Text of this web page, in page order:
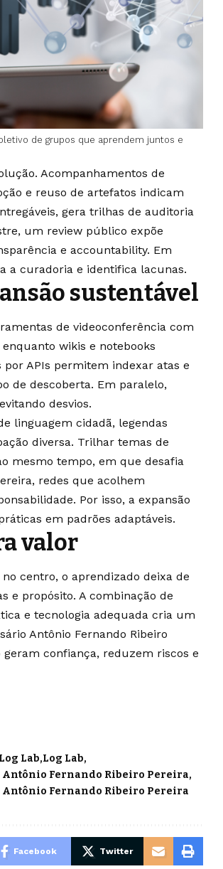
de grupos que aprendem juntos e
Acompanhamentos de
e reuso de artefatos indicam
gera trilhas de auditoria
um review público expõe
e accountability. Em
a curadoria e identifica lacunas.
sustentável
de videoconferência com
wikis e notebooks
APIs permitem indexar atas e
de descoberta. Em paralelo,
desvios.
linguagem cidadã, legendas
diversa. Trilhar temas de
mesmo tempo, em que desafia
redes que acolhem
Por isso, a expansão
em padrões adaptáveis.
valor
centro, o aprendizado deixa de
e propósito. A combinação de
e tecnologia adequada cria um
Antônio Fernando Ribeiro
confiança, reduzem riscos e
Lab Log Lab
Antônio Fernando Ribeiro Pereira
Antônio Fernando Ribeiro Pereira
Facebook Twitter